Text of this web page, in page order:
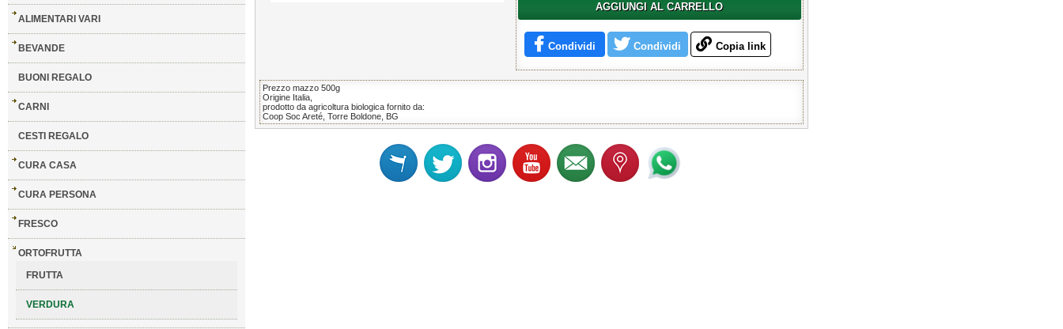
ALIMENTARI VARI
BEVANDE
BUONI REGALO
CARNI
CESTI REGALO
CURA CASA
CURA PERSONA
FRESCO
ORTOFRUTTA
FRUTTA
VERDURA
AGGIUNGI AL CARRELLO
Condividi Condividi Copia link
Prezzo mazzo 500g
Origine Italia,
prodotto da agricoltura biologica fornito da:
Coop Soc Areté, Torre Boldone, BG